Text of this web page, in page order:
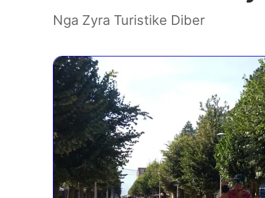
Nga Zyra Turistike Diber